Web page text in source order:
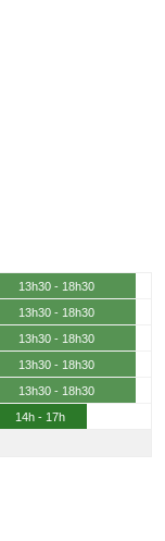
13h30 - 18h30
13h30 - 18h30
13h30 - 18h30
13h30 - 18h30
13h30 - 18h30
14h - 17h